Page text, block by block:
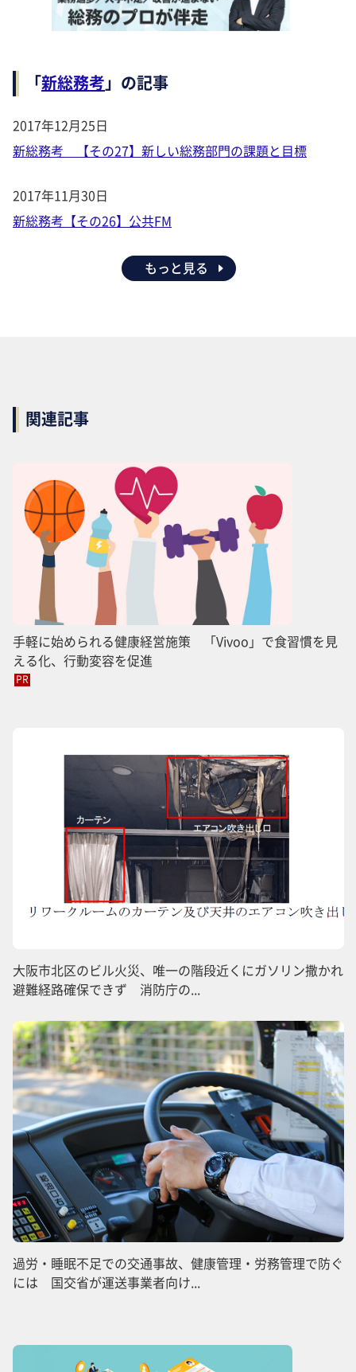
「新総務考」の記事
2017年12月25日
新総務考 【その27】新しい総務部門の課題と目標
2017年11月30日
新総務考【その26】公共FM
もっと見る
関連記事
手軽に始められる健康経営施策 「Vivoo」で食習慣を見
える化、行動変容を促進
PR
大阪市北区のビル火災、唯一の階段近くにガソリン撒かれ
避難経路確保できず 消防庁の...
過労・睡眠不足での交通事故、健康管理・労務管理で防ぐ
には 国交省が運送事業者向け...